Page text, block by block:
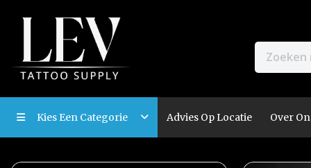
Kies Een Categorie Advies Op Locatie Over